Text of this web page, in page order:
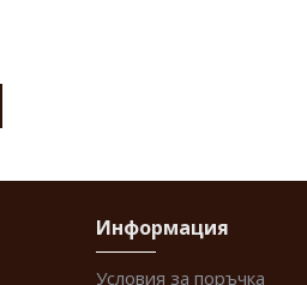
Информация
Условия за поръчка